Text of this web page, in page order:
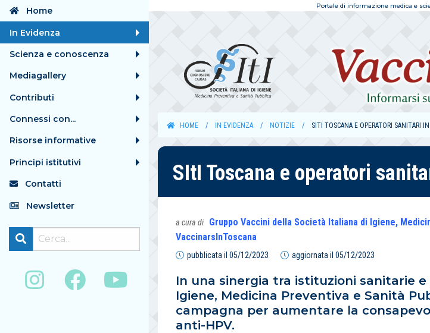
Home
In Evidenza
Scienza e conoscenza
Mediagallery
Contributi
Connessi con...
Risorse informative
Principi istitutivi
Contatti
Newsletter
Portale di informazione medica e
HOME IN EVIDENZA NOTIZIE SITI TOSCANA E OPERATORI SANITARI
SItI Toscana e operatori
a cura di
Gruppo Vaccini della Società Italiana di Igiene,
VaccinarsInToscana
pubblicata il 05/12/2023 aggiornata il 05/12/2023
In una sinergia tra istituzioni sanitarie
Igiene, Medicina Preventiva e Sanità
campagna per aumentare la
anti-HPV.